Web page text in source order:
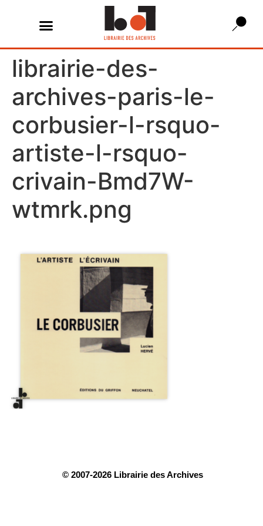
librairie-des-
archives-paris-le-
corbusier-l-rsquo-
artiste-l-rsquo-
crivain-Bmd7W-
wtmrk.png
© 2007-2026 Librairie des Archives